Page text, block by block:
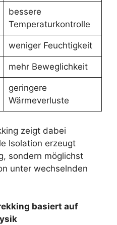
bessere
Temperaturkontrolle
weniger Feuchtigkeit
mehr Beweglichkeit
geringere
Wärmeverluste
zeigt dabei
Isolation erzeugt
sondern möglichst
unter wechselnden
basiert auf